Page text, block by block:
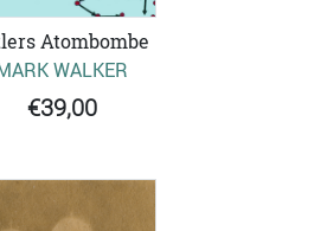
Atombombe
WALKER
€39,00